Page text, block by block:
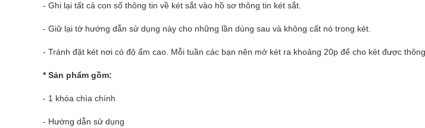
- Ghi lại tất cả con số thông tin về két sắt vào hồ sơ thông tin két sắt.
- Giữ lại tờ hướng dẫn sử dụng này cho những lần dùng sau và không cất nó trong két.
- Tránh đặt két nơi có độ ẩm cao. Mỗi tuần các bạn nên mở két ra khoảng 20p để cho két được thông
* Sản phẩm gồm:
- 1 khóa chìa chính
- Hướng dẫn sử dụng